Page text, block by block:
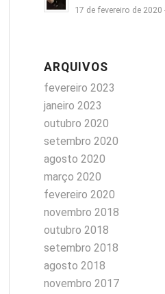
17 de fevereiro de 2020
ARQUIVOS
fevereiro 2023
janeiro 2023
outubro 2020
setembro 2020
agosto 2020
março 2020
fevereiro 2020
novembro 2018
outubro 2018
setembro 2018
agosto 2018
novembro 2017